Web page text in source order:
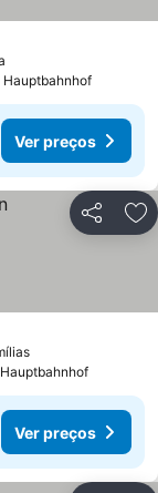
Hauptbahnhof
Ver preços
Partilhar
Ver preços
Ver preços